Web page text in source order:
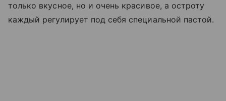
только вкусное, но и очень красивое, а остроту
каждый регулирует под себя специальной пастой.